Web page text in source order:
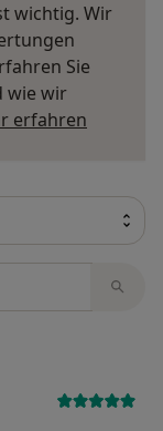
wichtig. Wir
Sie
wie wir
erfahren